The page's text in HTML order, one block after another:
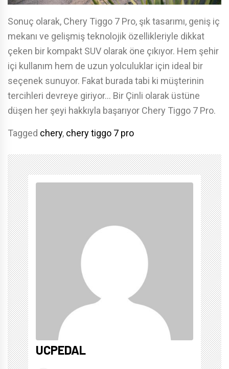
Sonuç olarak, Chery Tiggo 7 Pro, şık tasarımı, geniş iç
mekanı ve gelişmiş teknolojik özellikleriyle dikkat
çeken bir kompakt SUV olarak öne çıkıyor. Hem şehir
içi kullanım hem de uzun yolculuklar için ideal bir
seçenek sunuyor. Fakat burada tabi ki müşterinin
tercihleri devreye giriyor… Bir Çinli olarak üstüne
düşen her şeyi hakkıyla başarıyor Chery Tiggo 7 Pro.
Tagged chery, chery tiggo 7 pro
UCPEDAL